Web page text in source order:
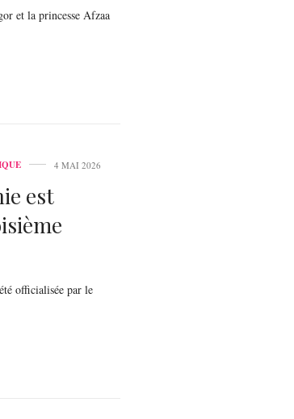
et la princesse Afzaa
4 MAI 2026
est
officialisée par le